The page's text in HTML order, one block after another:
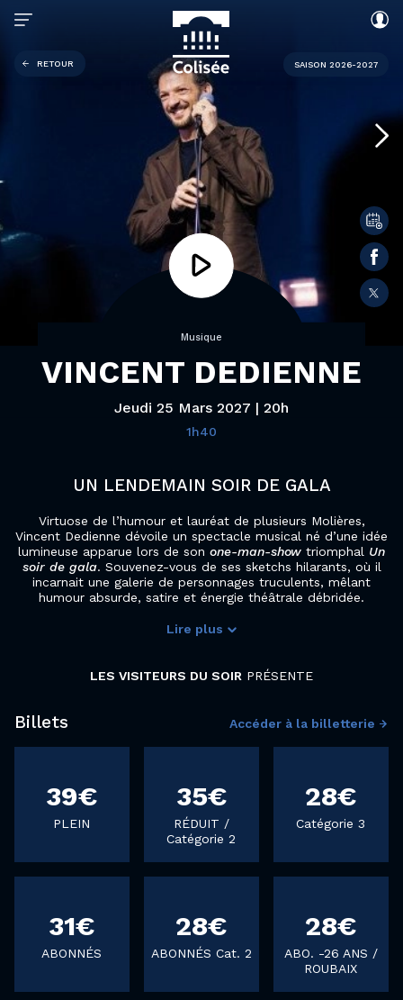
RETOUR SAISON 2026-2027
Musique
VINCENT DEDIENNE
Jeudi 25 Mars 2027 | 20h
1h40
UN LENDEMAIN SOIR DE GALA
Virtuose de l’humour et lauréat de plusieurs Molières,
Vincent Dedienne dévoile un spectacle musical né d’une idée
lumineuse apparue lors de son one-man-show triomphal Un
soir de gala. Souvenez-vous de ses sketchs hilarants, où il
incarnait une galerie de personnages truculents, mêlant
humour absurde, satire et énergie théâtrale débridée.
Lire plus
LES VISITEURS DU SOIR PRÉSENTE
Billets Accéder à la billetterie
39€
PLEIN
35€
RÉDUIT /
Catégorie 2
28€
Catégorie 3
31€
ABONNÉS
28€
ABONNÉS Cat. 2
28€
ABO. -26 ANS /
ROUBAIX